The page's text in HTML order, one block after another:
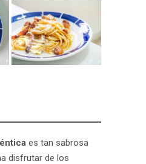
es tan sabrosa
disfrutar de los